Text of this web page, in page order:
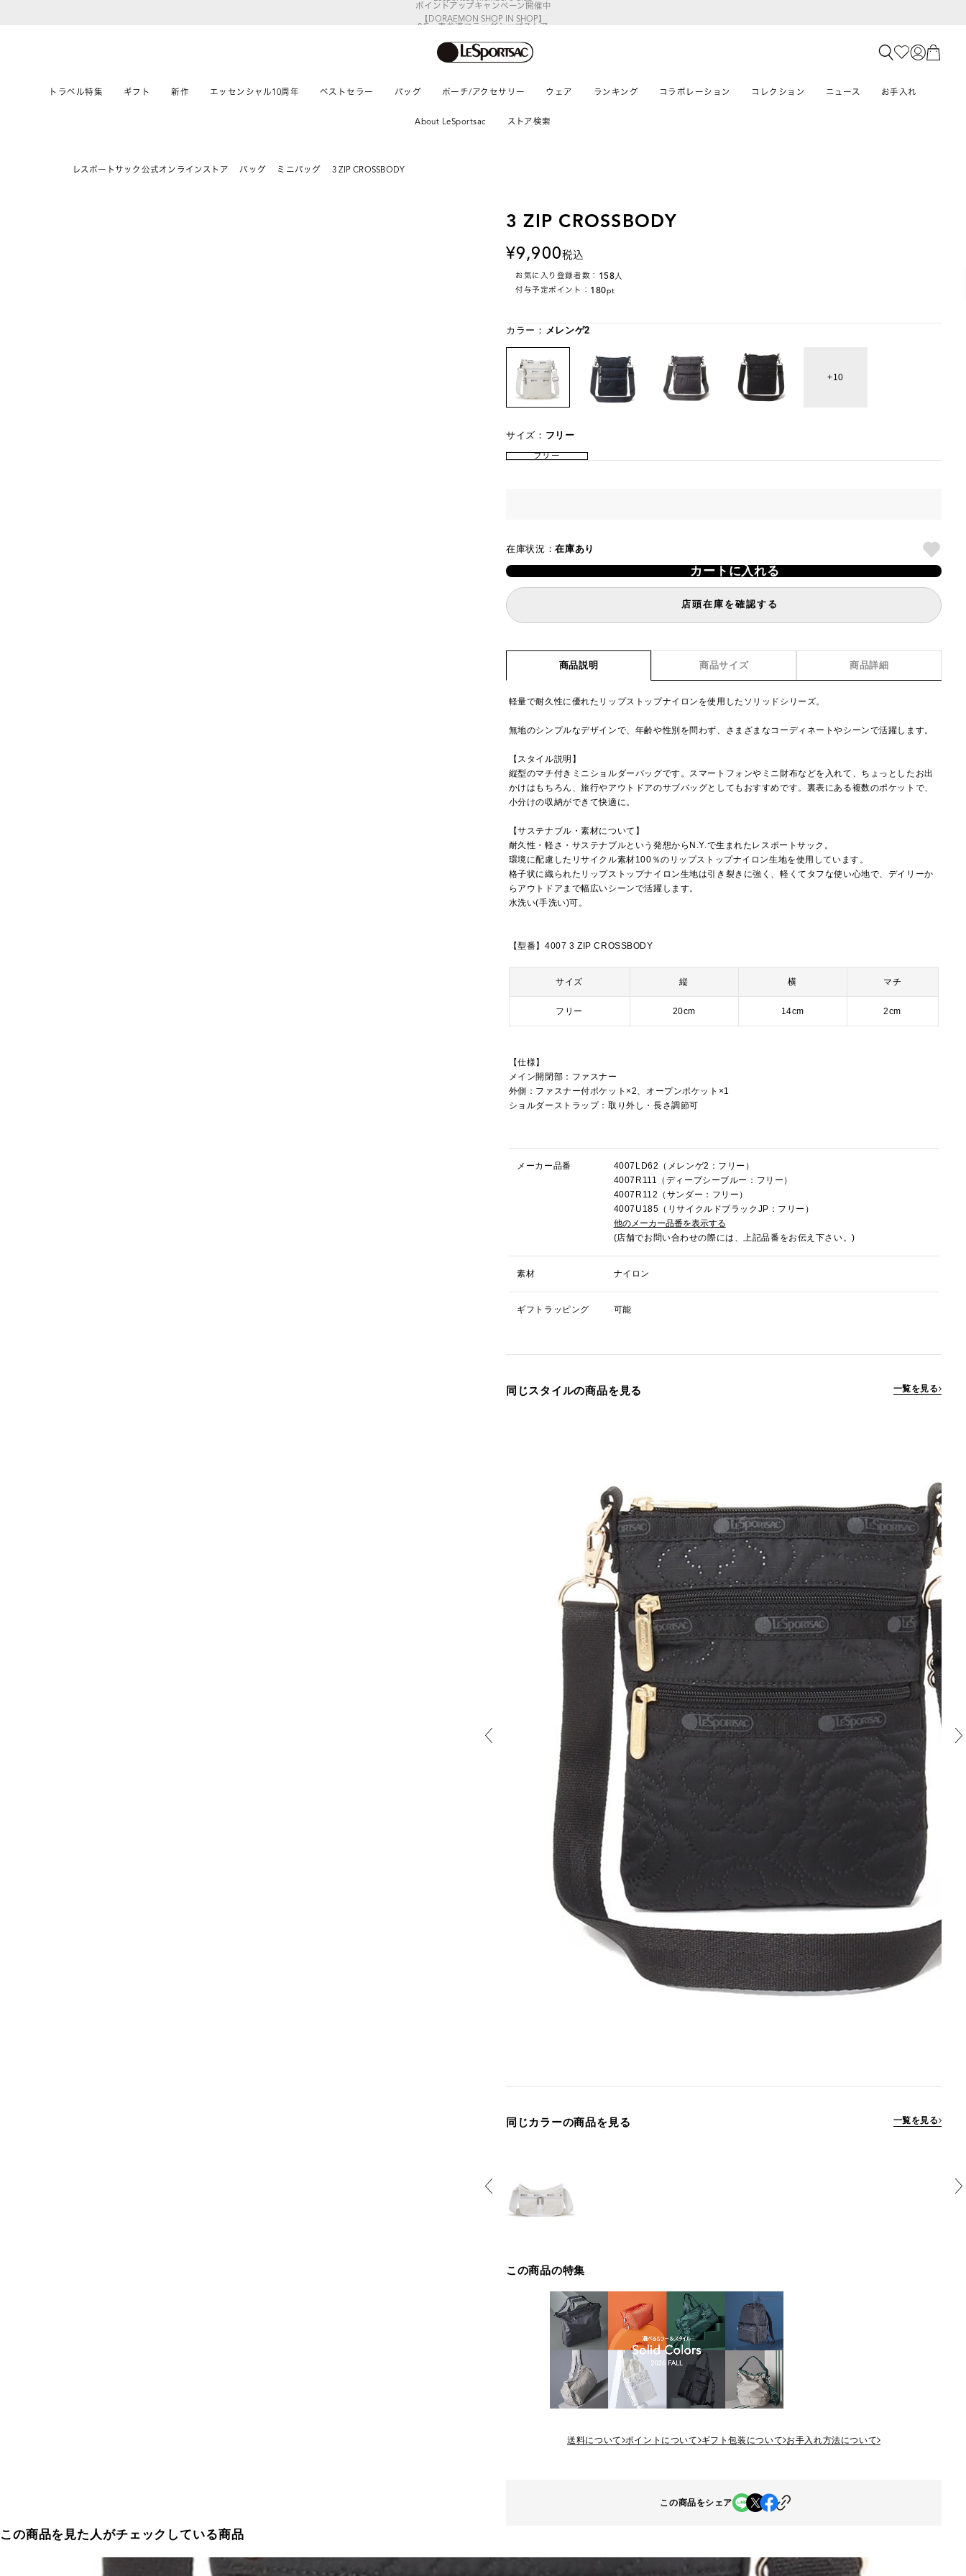
【DORAEMON SHOP IN SHOP】
8/5～表参道フラッグシップストア
トラベル特集 ギフト 新作 エッセンシャル10周年 ベストセラー バッグ ポーチ/アクセサリー ウェア ランキング コラボレーション コレクション ニュース お手入れ
About LeSportsac ストア検索
レスポートサック公式オンラインストア バッグ ミニバッグ 3 ZIP CROSSBODY
3 ZIP CROSSBODY
9,900税込
お気に入り登録者数： 158人
付与予定ポイント： 180pt
カラー： メレンゲ2
10
サイズ： フリー
フリー
在庫状況：在庫あり
カートに入れる
店頭在庫を確認する
商品説明 商品サイズ 商品詳細
軽量で耐久性に優れたリップストップナイロンを使用したソリッドシリーズ。
無地のシンプルなデザインで、年齢や性別を問わず、さまざまなコーディネートやシーンで活躍します。
【スタイル説明】
縦型のマチ付きミニショルダーバッグです。スマートフォンやミニ財布などを入れて、ちょっとしたお出
かけはもちろん、旅行やアウトドアのサブバッグとしてもおすすめです。裏表にある複数のポケットで、
小分けの収納ができて快適に。
【サステナブル・素材について】
耐久性・軽さ・サステナブルという発想からN.Y.で生まれたレスポートサック。
環境に配慮したリサイクル素材100％のリップストップナイロン生地を使用しています。
格子状に織られたリップストップナイロン生地は引き裂きに強く、軽くてタフな使い心地で、デイリーか
らアウトドアまで幅広いシーンで活躍します。
水洗い(手洗い)可。
【型番】4007 3 ZIP CROSSBODY
サイズ 縦 横 マチ
フリー 20cm 14cm 2cm
【仕様】
メイン開閉部：ファスナー
外側：ファスナー付ポケット×2、オープンポケット×1
ショルダーストラップ：取り外し・長さ調節可
メーカー品番
4007LD62（メレンゲ2：フリー）
4007R111（ディープシーブルー：フリー）
4007R112（サンダー：フリー）
4007U185（リサイクルドブラックJP：フリー）
他のメーカー品番を表示する
(店舗でお問い合わせの際には、上記品番をお伝え下さい。)
素材 ナイロン
ギフトラッピング 可能
同じスタイルの商品を見る 一覧を見る
同じカラーの商品を見る 一覧を見る
この商品の特集
送料について ポイントについて ギフト包装について お手入れ方法について
この商品をシェア
この商品を見た人がチェックしている商品